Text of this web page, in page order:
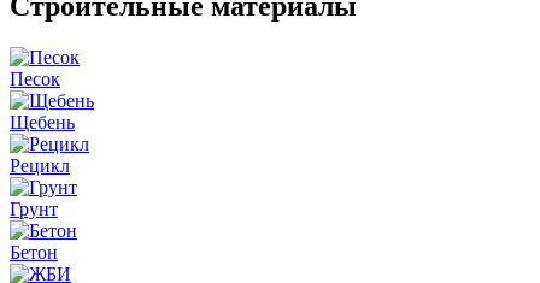
Песок
Щебень
Рецикл
Грунт
Бетон